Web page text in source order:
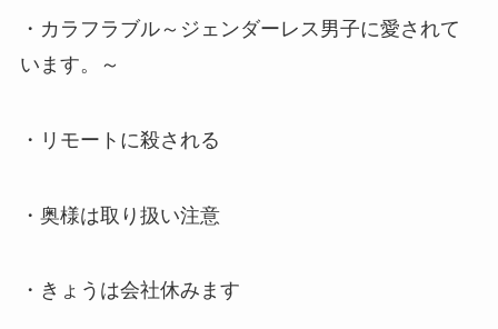
・カラフラブル～ジェンダーレス男子に愛されて
います。～
・リモートに殺される
・奥様は取り扱い注意
・きょうは会社休みます